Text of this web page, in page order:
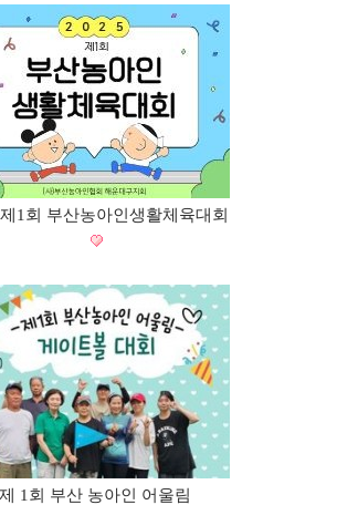
1회 부산농아인생활체육대회
제 1회 부산 농아인 어울림